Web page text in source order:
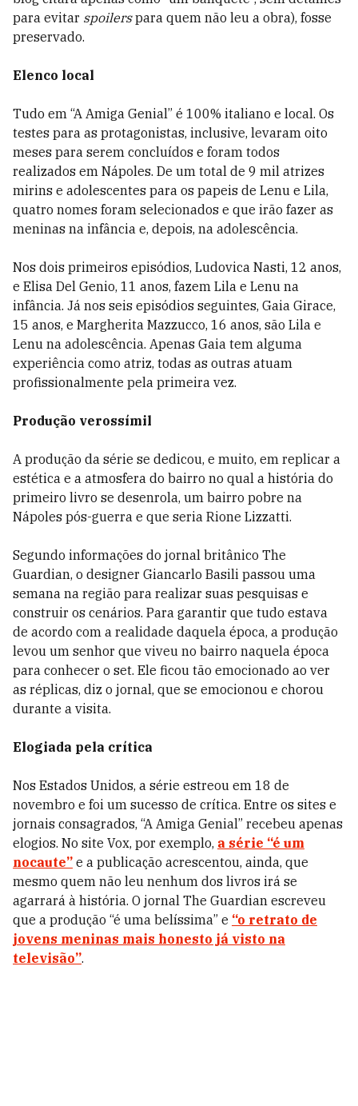
para evitar spoilerspara quem não leu a obra), fosse
preservado.
Elenco local
Tudo em “A Amiga Genial” é 100% italiano e local. Os
testes para as protagonistas, inclusive, levaram oito
meses para serem concluídos e foram todos
realizados em Nápoles. De um total de 9 mil atrizes
mirins e adolescentes para os papeis de Lenu e Lila,
quatro nomes foram selecionados e que irão fazer as
meninas na infância e, depois, na adolescência.
Nos dois primeiros episódios, Ludovica Nasti, 12 anos,
e Elisa Del Genio, 11 anos, fazem Lila e Lenu na
infância. Já nos seis episódios seguintes, Gaia Girace,
15 anos, e Margherita Mazzucco, 16 anos, são Lila e
Lenu na adolescência. Apenas Gaia tem alguma
experiência como atriz, todas as outras atuam
profissionalmente pela primeira vez.
Produção verossímil
A produção da série se dedicou, e muito, em replicar a
estética e a atmosfera do bairro no qual a história do
primeiro livro se desenrola, um bairro pobre na
Nápoles pós-guerra e que seria Rione Lizzatti.
Segundo informações do jornal britânico The
Guardian, o designer Giancarlo Basili passou uma
semana na região para realizar suas pesquisas e
construir os cenários. Para garantir que tudo estava
de acordo com a realidade daquela época, a produção
levou um senhor que viveu no bairro naquela época
para conhecer o set. Ele ficou tão emocionado ao ver
as réplicas, diz o jornal, que se emocionou e chorou
durante a visita.
Elogiada pela crítica
Nos Estados Unidos, a série estreou em 18 de
novembro e foi um sucesso de crítica. Entre os sites e
jornais consagrados, “A Amiga Genial” recebeu apenas
elogios. No site Vox, por exemplo, a série “é um
nocaute” e a publicação acrescentou, ainda, que
mesmo quem não leu nenhum dos livros irá se
agarrará à história. O jornal The Guardian escreveu
que a produção “é uma belíssima” e “o retrato de
jovens meninas mais honesto já visto na
televisão”.